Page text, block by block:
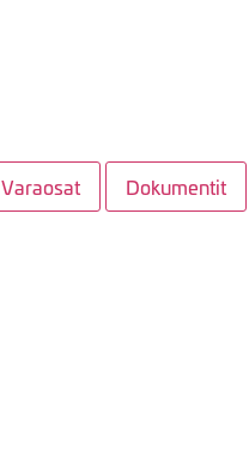
Varaosat Dokumentit